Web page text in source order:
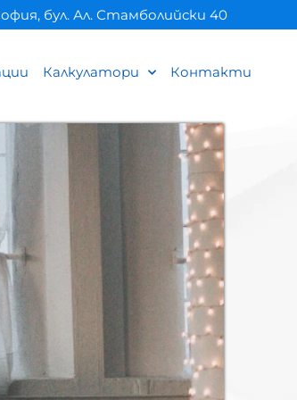
бул. Ал. Стамболийски 40
Калкулатори Контакти